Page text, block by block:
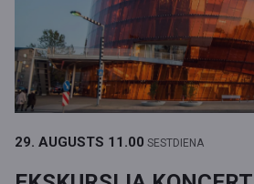
29. AUGUSTS 11.00 SESTDIENA